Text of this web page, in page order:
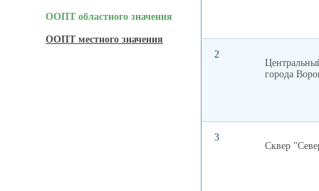
ООПТ областного значения
ООПТ местного значения
2
города
3
Сквер